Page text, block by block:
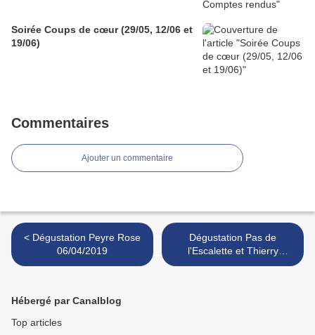
Soirée Coups de cœur (29/05, 12/06 et
19/06)
Commentaires
Ajouter un commentaire
< Dégustation Peyre Rose
06/04/2019
Dégustation Pas de
l'Escalette et Thierry
Germain >
Hébergé par Canalblog
Top articles